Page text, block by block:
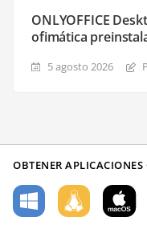
ONLYOFFICE
ofimática
5 agosto 2026
OBTENER APLICACIONES